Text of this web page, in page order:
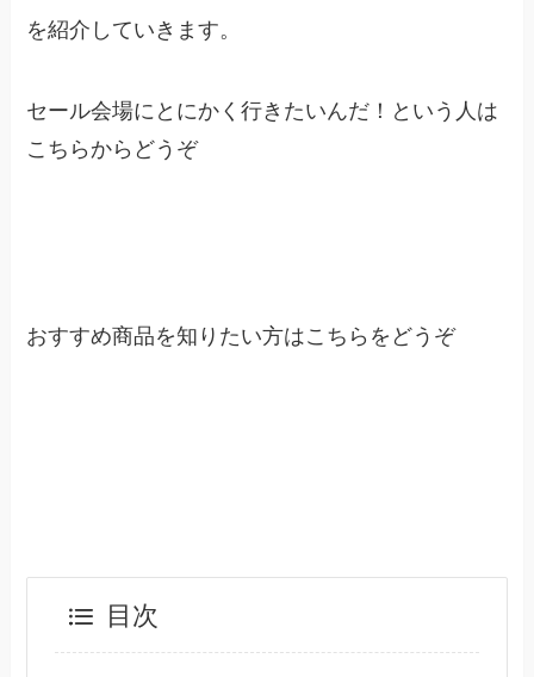
を紹介していきます。
セール会場にとにかく行きたいんだ！という人は
こちらからどうぞ
おすすめ商品を知りたい方はこちらをどうぞ
目次